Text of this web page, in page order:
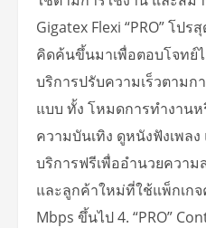
Gigatex Flexi “PRO” โป
คิดค้นขึ้นมาเพื่อตอบโจทย์
บริการปรับความเร็วตามก
แบบ ทั้ง โหมดการทำงาน
ความบันเทิง ดูหนังฟังเพล
บริการฟรีเพื่ออำนวยควา
และลูกค้าใหม่ที่ใช้แพ็กเกจ
Mbps ขึ้นไป 4. “PRO”